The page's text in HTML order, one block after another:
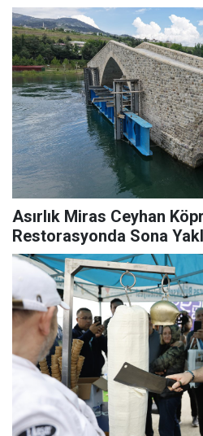
Asırlık Miras Ceyhan Köprüsü’nde
Restorasyonda Sona